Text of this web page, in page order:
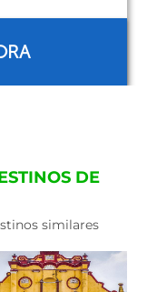
DE
similares